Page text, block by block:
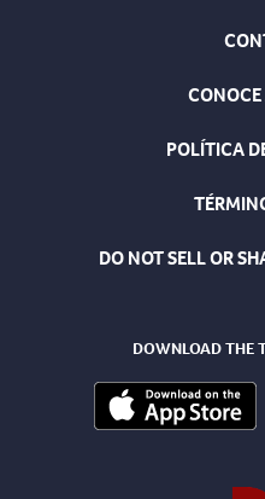
POLÍTICA
DO NOT SELL OR
DOWNLOAD THE